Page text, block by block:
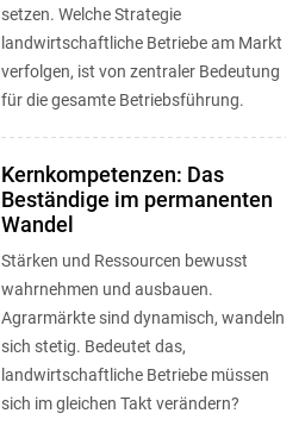
setzen. Welche Strategie
landwirtschaftliche Betriebe am Markt
verfolgen, ist von zentraler Bedeutung
für die gesamte Betriebsführung.
Kernkompetenzen: Das
Beständige im permanenten
Wandel
Stärken und Ressourcen bewusst
wahrnehmen und ausbauen.
Agrarmärkte sind dynamisch, wandeln
sich stetig. Bedeutet das,
landwirtschaftliche Betriebe müssen
sich im gleichen Takt verändern?